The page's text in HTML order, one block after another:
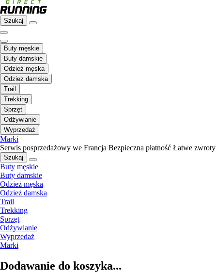
Szukaj
Buty męskie
Buty damskie
Odzież męska
Odzież damska
Trail
Trekking
Sprzęt
Odżywianie
Wyprzedaż
Marki
Serwis posprzedażowy we Francja Bezpieczna płatność Łatwe zwroty
Szukaj
Buty męskie
Buty damskie
Odzież męska
Odzież damska
Trail
Trekking
Sprzęt
Odżywianie
Wyprzedaż
Marki
Dodawanie do koszyka...